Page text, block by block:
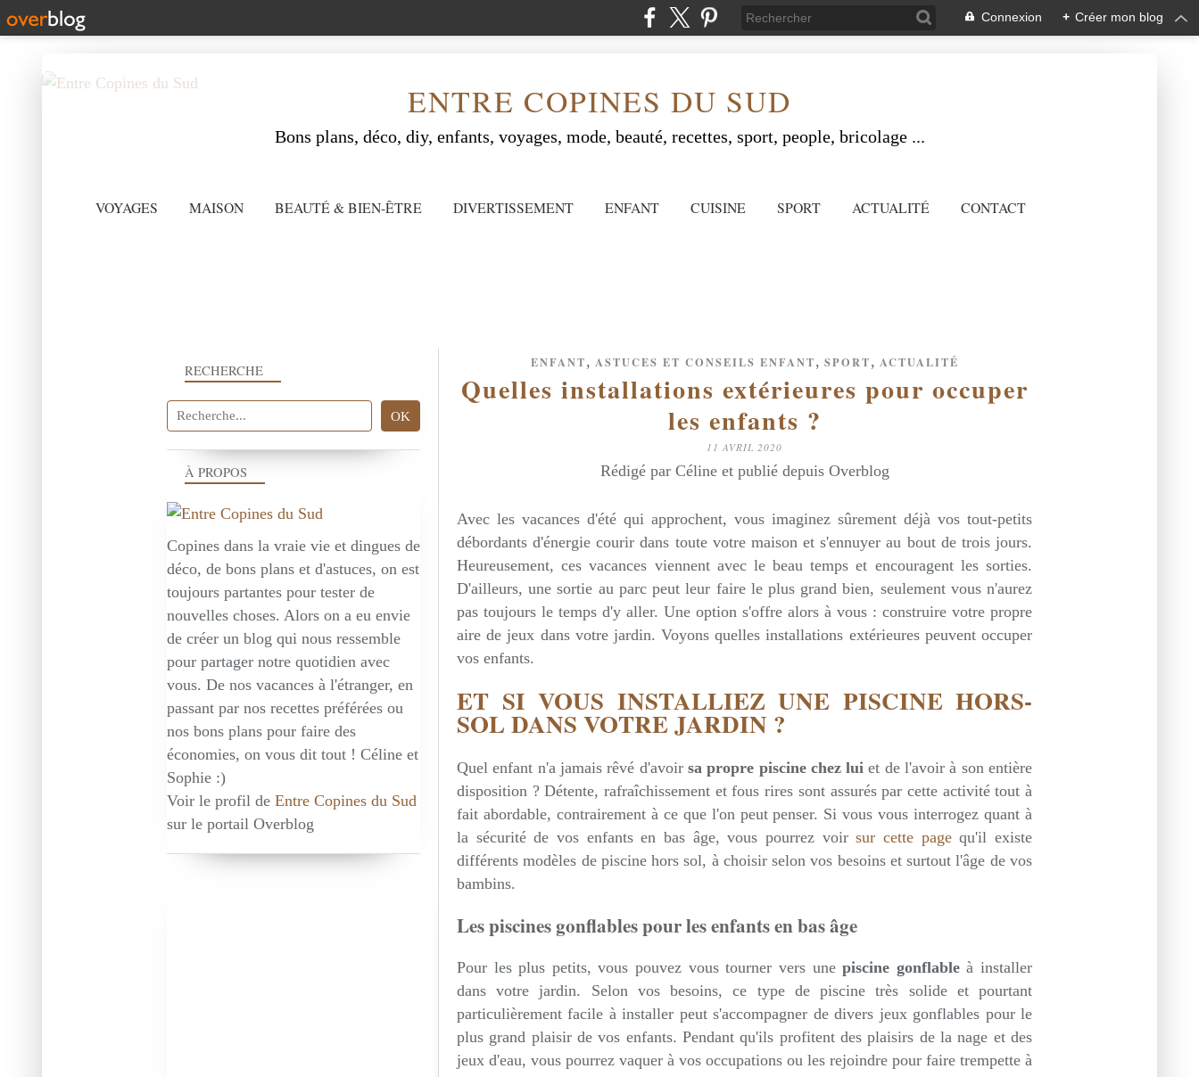
Connexion + Créer mon blog
ENTRE COPINES DU SUD
Bons plans, déco, diy, enfants, voyages, mode, beauté, recettes, sport, people, bricolage ...
VOYAGES MAISON BEAUTÉ & BIEN-ÊTRE DIVERTISSEMENT ENFANT CUISINE SPORT ACTUALITÉ CONTACT
ENFANT, ASTUCES ET CONSEILS ENFANT, SPORT, ACTUALITÉ
Quelles installations extérieures pour occuper
les enfants ?
11 AVRIL 2020
Rédigé par Céline et publié depuis Overblog
Avec les vacances d'été qui approchent, vous imaginez sûrement déjà vos tout-petits
débordants d'énergie courir dans toute votre maison et s'ennuyer au bout de trois jours.
Heureusement, ces vacances viennent avec le beau temps et encouragent les sorties.
D'ailleurs, une sortie au parc peut leur faire le plus grand bien, seulement vous n'aurez
pas toujours le temps d'y aller. Une option s'offre alors à vous : construire votre propre
aire de jeux dans votre jardin. Voyons quelles installations extérieures peuvent occuper
vos enfants.
ET SI VOUS INSTALLIEZ UNE PISCINE HORS-
SOL DANS VOTRE JARDIN ?
Quel enfant n'a jamais rêvé d'avoir sa propre piscine chez lui et de l'avoir à son entière
disposition ? Détente, rafraîchissement et fous rires sont assurés par cette activité tout à
fait abordable, contrairement à ce que l'on peut penser. Si vous vous interrogez quant à
la sécurité de vos enfants en bas âge, vous pourrez voirsur cette pagequ'il existe
différents modèles de piscine hors sol, à choisir selon vos besoins et surtout l'âge de vos
bambins.
Les piscines gonflables pour les enfants en bas âge
Pour les plus petits, vous pouvez vous tourner vers unepiscine gonflableà installer
dans votre jardin. Selon vos besoins, ce type de piscine très solide et pourtant
particulièrement facile à installer peut s'accompagner de divers jeux gonflables pour le
plus grand plaisir de vos enfants. Pendant qu'ils profitent des plaisirs de la nage et des
jeux d'eau, vous pourrez vaquer à vos occupations ou les rejoindre pour faire trempette à
RECHERCHE
À PROPOS
Copines dans la vraie vie et dingues de
déco, de bons plans et d'astuces, on est
toujours partantes pour tester de
nouvelles choses. Alors on a eu envie
de créer un blog qui nous ressemble
pour partager notre quotidien avec
vous. De nos vacances à l'étranger, en
passant par nos recettes préférées ou
nos bons plans pour faire des
économies, on vous dit tout ! Céline et
Sophie :)
Voir le profil de Entre Copines du Sud
sur le portail Overblog